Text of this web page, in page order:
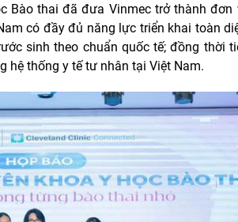
Bào thai đã đưa Vinmec trở thành đơn
có đầy đủ năng lực triển khai toàn
sinh theo chuẩn quốc tế; đồng thời
hệ thống y tế tư nhân tại Việt Nam.